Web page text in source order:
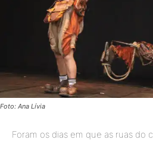
Foto: Ana Lívia
Foram os dias em que as ruas do